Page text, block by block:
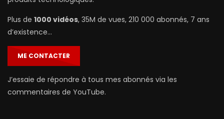
Plus de 1000 vidéos, 35M de vues, 210 000 abonnés, 7 ans
d’existence…
ME CONTACTER
J’essaie de répondre à tous mes abonnés via les
commentaires de YouTube.